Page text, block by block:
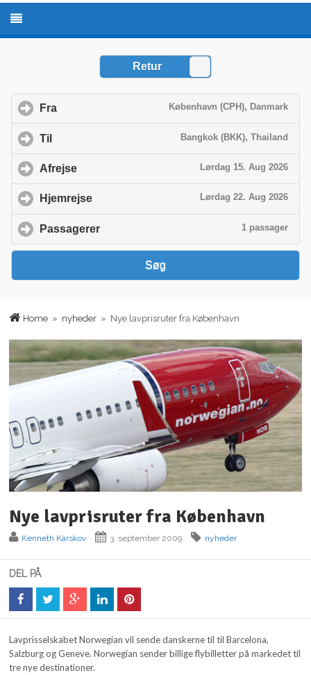
Home » nyheder » Nye lavprisruter fra København
Nye lavprisruter fra København
Kenneth Karskov 3. september 2009 nyheder
DEL PÅ
Lavprisselskabet Norwegian vil sende danskerne til til Barcelona,
Salzburg og Geneve. Norwegian sender billige flybilletter på markedet til
tre nye destinationer.